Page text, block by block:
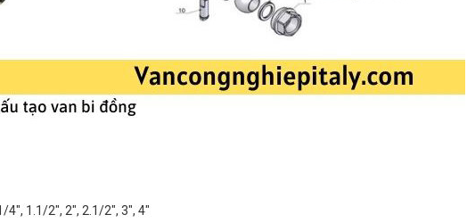
1.1/2″, 2″, 2.1/2″, 3″, 4″